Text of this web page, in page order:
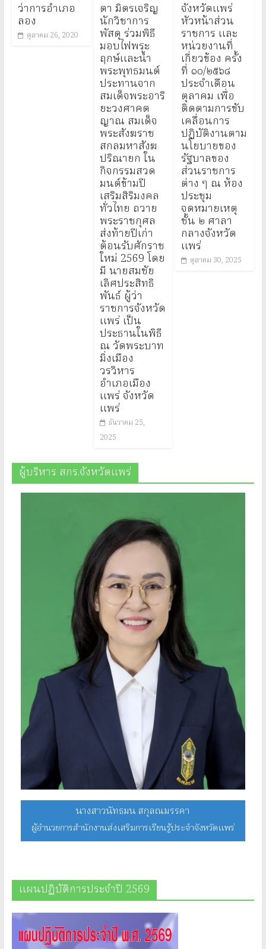
ว่าการอำเภอ
ลอง
ตุลาคม 26, 2020
ตา มิตรเจริญ
นักวิชาการ
พัสดุ ร่วมพิธี
มอบไฟพระ
ฤกษ์และน้ำ
พระพุทธมนต์
ประทานจาก
สมเด็จพระอาริ
ยะวงศาคต
ญาณ สมเด็จ
พระสังฆราช
สกลมหาสังฆ
ปริณายก ใน
กิจกรรมสวด
มนต์ข้ามปี
เสริมสิริมงคล
ทั่วไทย ถวาย
พระราชกุศล
ส่งท้ายปีเก่า
ต้อนรับศักราช
ใหม่ 2569 โดย
มี นายสมชัย
เลิศประสิทธิ
พันธ์ ผู้ว่า
ราชการจังหวัด
แพร่ เป็น
ประธานในพิธี
ณ วัดพระบาท
มิ่งเมือง
วรวิหาร
อำเภอเมือง
แพร่ จังหวัด
แพร่
ธันวาคม 25,
2025
จังหวัดแพร่
หัวหน้าส่วน
ราชการ และ
หน่วยงานที่
เกี่ยวข้อง ครั้ง
ที่ ๑๐/๒๕๖๘
ประจำเดือน
ตุลาคม เพื่อ
ติดตามการขับ
เคลื่อนการ
ปฏิบัติงานตาม
นโยบายของ
รัฐบาลของ
ส่วนราชการ
ต่าง ๆ ณ ห้อง
ประชุม
จดหมายเหตุ
ชั้น ๒ ศาลา
กลางจังหวัด
แพร่
ตุลาคม 30, 2025
ผู้บริหาร สกร.จังหวัดแพร่
นางสาวนัทธมน สกุลณมรรคา
ผู้อำนวยการสำนักงานส่งเสริมการเรียนรู้ประจำจังหวัดแพร่
แผนปฏิบัติการประจำปี 2569